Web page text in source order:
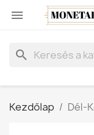

search
Kezdőlap Dél-